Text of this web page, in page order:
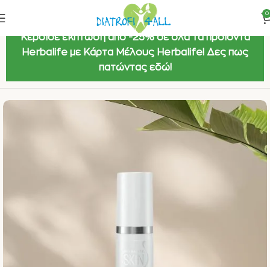
0
Κέρδισε έκπτωση από -25% σε όλα τα προϊόντα
Herbalife με Κάρτα Μέλους Herbalife! Δες πως
πατώντας εδώ!